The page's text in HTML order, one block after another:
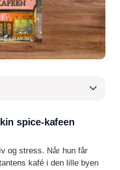
spice-kafeen
og stress. Når hun får
kafé i den lille byen